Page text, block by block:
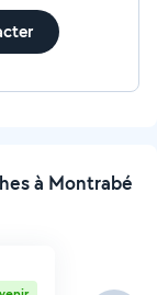
à Montrabé